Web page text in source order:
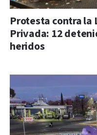
Protesta contra la
Privada: 12
heridos